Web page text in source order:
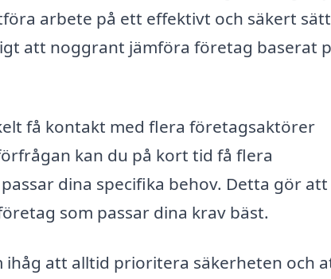
arbete på ett effektivt och säkert
att noggrant jämföra företag baserat
få kontakt med flera företagsaktörer
kan du på kort tid få flera
dina specifika behov. Detta gör att
som passar dina krav bäst.
ihåg att alltid prioritera säkerheten och